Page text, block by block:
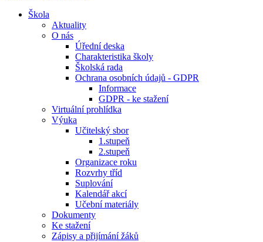
Škola
Aktuality
O nás
Úřední deska
Charakteristika školy
Školská rada
Ochrana osobních údajů - GDPR
Informace
GDPR - ke stažení
Virtuální prohlídka
Výuka
Učitelský sbor
1.stupeň
2.stupeň
Organizace roku
Rozvrhy tříd
Suplování
Kalendář akcí
Učební materiály
Dokumenty
Ke stažení
Zápisy a přijímání žáků